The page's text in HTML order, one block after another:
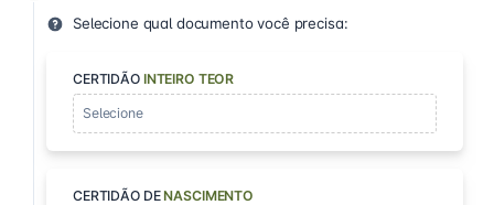
Selecione qual documento você precisa:
CERTIDÃO INTEIRO TEOR
Selecione
CERTIDÃO DENASCIMENTO